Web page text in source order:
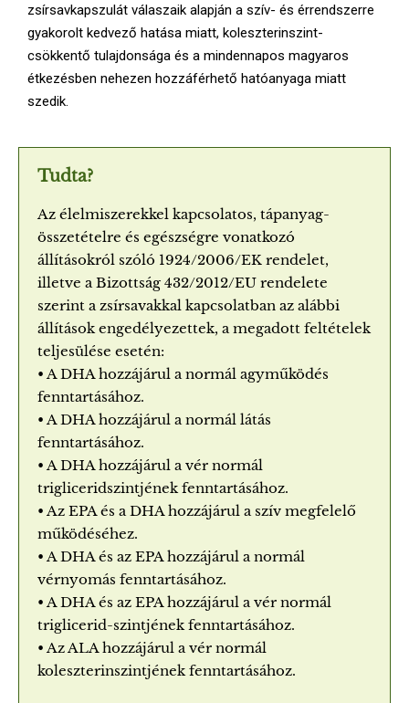
zsírsavkapszulát válaszaik alapján a szív- és érrendszerre
gyakorolt kedvező hatása miatt, koleszterinszint-
csökkentő tulajdonsága és a mindennapos magyaros
étkezésben nehezen hozzáférhető hatóanyaga miatt
szedik.
Tudta?
Az élelmiszerekkel kapcsolatos, tápanyag-
összetételre és egészségre vonatkozó
állításokról szóló 1924/2006/EK rendelet,
illetve a Bizottság 432/2012/EU rendelete
szerint a zsírsavakkal kapcsolatban az alábbi
állítások engedélyezettek, a megadott feltételek
teljesülése esetén:
• A DHA hozzájárul a normál agyműködés
fenntartásához.
• A DHA hozzájárul a normál látás
fenntartásához.
• A DHA hozzájárul a vér normál
trigliceridszintjének fenntartásához.
• Az EPA és a DHA hozzájárul a szív megfelelő
működéséhez.
• A DHA és az EPA hozzájárul a normál
vérnyomás fenntartásához.
• A DHA és az EPA hozzájárul a vér normál
triglicerid-szintjének fenntartásához.
• Az ALA hozzájárul a vér normál
koleszterinszintjének fenntartásához.